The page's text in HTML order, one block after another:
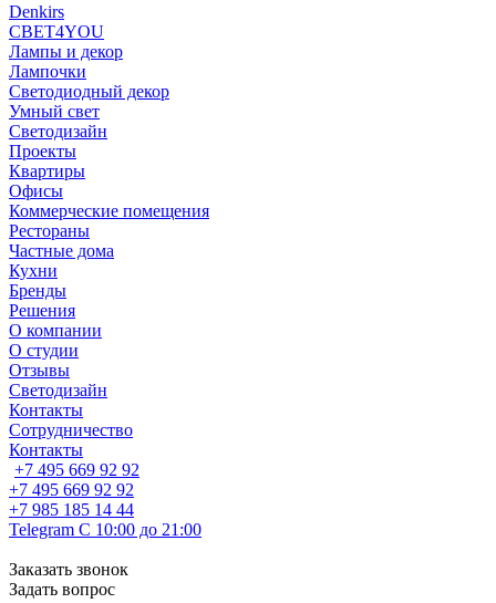
Denkirs
СВЕТ4YOU
Лампы и декор
Лампочки
Светодиодный декор
Умный свет
Светодизайн
Проекты
Квартиры
Офисы
Коммерческие помещения
Рестораны
Частные дома
Кухни
Бренды
Решения
О компании
О студии
Отзывы
Светодизайн
Контакты
Сотрудничество
Контакты
+7 495 669 92 92
+7 495 669 92 92
+7 985 185 14 44
Telegram С 10:00 до 21:00
Заказать звонок
Задать вопрос